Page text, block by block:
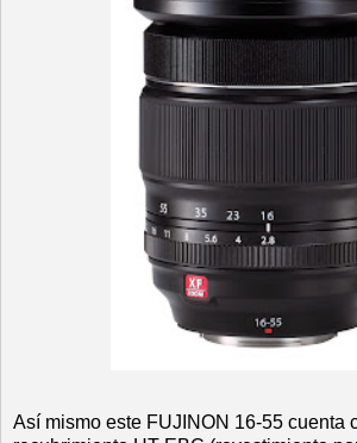
Así mismo este FUJINON 16-55 cuenta